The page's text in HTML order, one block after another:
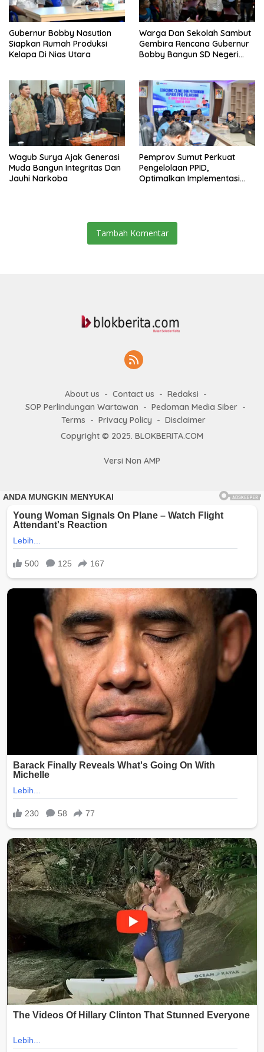
Gubernur Bobby Nasution
Siapkan Rumah Produksi
Kelapa Di Nias Utara
Warga Dan Sekolah Sambut
Gembira Rencana Gubernur
Bobby Bangun SD Negeri
Wagub Surya Ajak Generasi
Muda Bangun Integritas Dan
Jauhi Narkoba
Pemprov Sumut Perkuat
Pengelolaan PPID,
Optimalkan Implementasi
Tambah Komentar
About us Contact us
Redaksi
SOP Perlindungan Wartawan
Pedoman Media Siber
Terms
Privacy Policy
Disclaimer
Copyright © 2025. BLOKBERITA.COM
Versi Non AMP